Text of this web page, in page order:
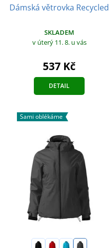
Dámská větrovka Recycled
SKLADEM
v úterý 11. 8. u vás
537 Kč
DETAIL
Sami oblékáme